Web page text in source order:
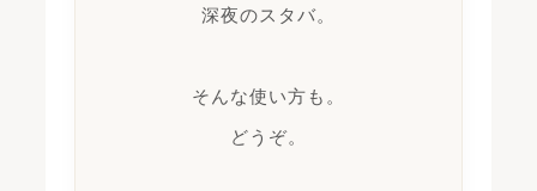
深夜のスタバ。
そんな使い方も。
どうぞ。